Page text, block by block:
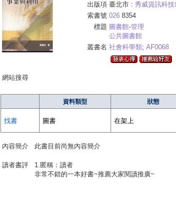
出版項 臺北市 : 秀威資訊科技
索書號 026 8354
標題 圖書館-管理
公共圖書館
叢書名 社會科學類; AF0068
網站搜尋
資料類型 狀態
找書 圖書 在架上
內容簡介 此書目前尚無內容簡介
讀者書評
1.匿稱：讀者
非常不錯的一本好書~推薦大家閱讀推廣~